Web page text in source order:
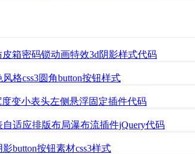
皮箱密码锁动画特效3d阴影样式代码
格css3圆角button按钮样式
度变小表头左侧悬浮固定插件代码
自适应排版布局瀑布流插件jQuery代码
button按钮素材css3样式